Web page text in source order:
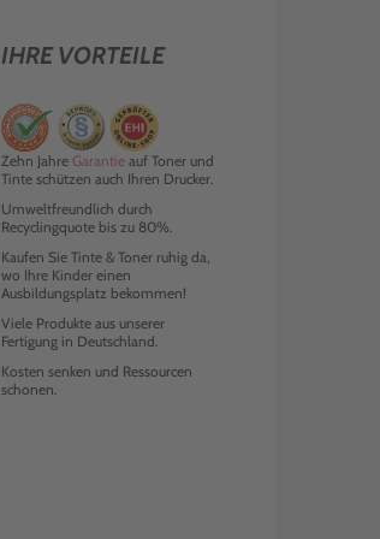
IHRE VORTEILE
Zehn Jahre Garantieauf Toner und
Tinte schützen auch Ihren Drucker.
Umweltfreundlich durch
Recyclingquote bis zu 80%.
Kaufen Sie Tinte & Toner ruhig da,
wo Ihre Kinder einen
Ausbildungsplatz bekommen!
Viele Produkte aus unserer
Fertigung in Deutschland.
Kosten senken und Ressourcen
schonen.